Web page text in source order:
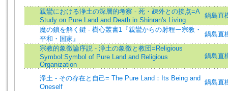
親鸞における浄土の深層的考察 - 死・疎外との接点=A
Study on Pure Land and Death in Shinran's Living
鍋島直
魔の鎖を解く鍵 - 樹心叢書1『親鸞からの射程ー宗教・
平和・国家』
鍋島直
宗教的象徴論序説 - 浄土の象徴と教団=Religious
Symbol:Symbol of Pure Land and Religious
Organization
鍋島直
淨土 - その存在と自己= The Pure Land：Its Being and
Oneself
鍋島直